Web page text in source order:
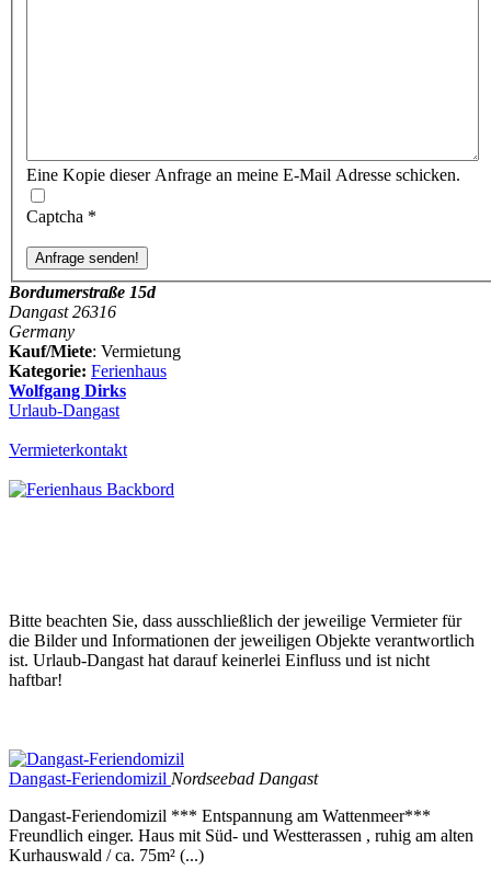
Eine Kopie dieser Anfrage an meine E-Mail Adresse schicken.
Captcha *
Bordumerstraße 15d
Dangast 26316
Germany
Kauf/Miete: Vermietung
Kategorie: Ferienhaus
Wolfgang Dirks
Urlaub-Dangast
Vermieterkontakt
Bitte beachten Sie, dass ausschließlich der jeweilige Vermieter für
die Bilder und Informationen der jeweiligen Objekte verantwortlich
ist. Urlaub-Dangast hat darauf keinerlei Einfluss und ist nicht
haftbar!
Dangast-Feriendomizil Nordseebad Dangast
Dangast-Feriendomizil *** Entspannung am Wattenmeer***
Freundlich einger. Haus mit Süd- und Westterassen , ruhig am alten
Kurhauswald / ca. 75m² (...)